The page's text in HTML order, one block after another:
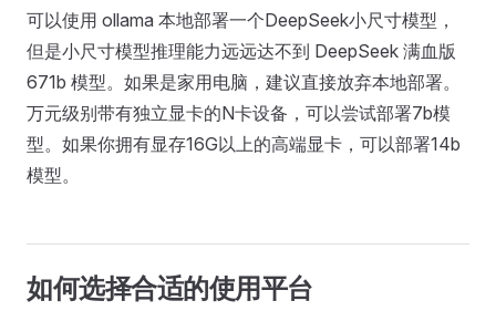
可以使用 ollama 本地部署一个DeepSeek小尺寸模型，
但是小尺寸模型推理能力远远达不到 DeepSeek 满血版
671b 模型。如果是家用电脑，建议直接放弃本地部署。
万元级别带有独立显卡的N卡设备，可以尝试部署7b模
型。如果你拥有显存16G以上的高端显卡，可以部署14b
模型。
如何选择合适的使用平台